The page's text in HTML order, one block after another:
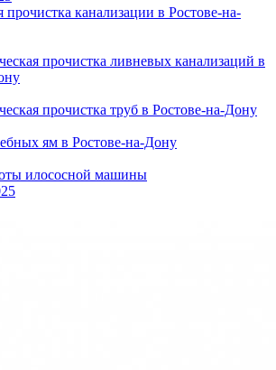
прочистка канализации в Ростове-на-
прочистка ливневых канализаций в
прочистка труб в Ростове-на-Дону
ям в Ростове-на-Дону
илососной машины